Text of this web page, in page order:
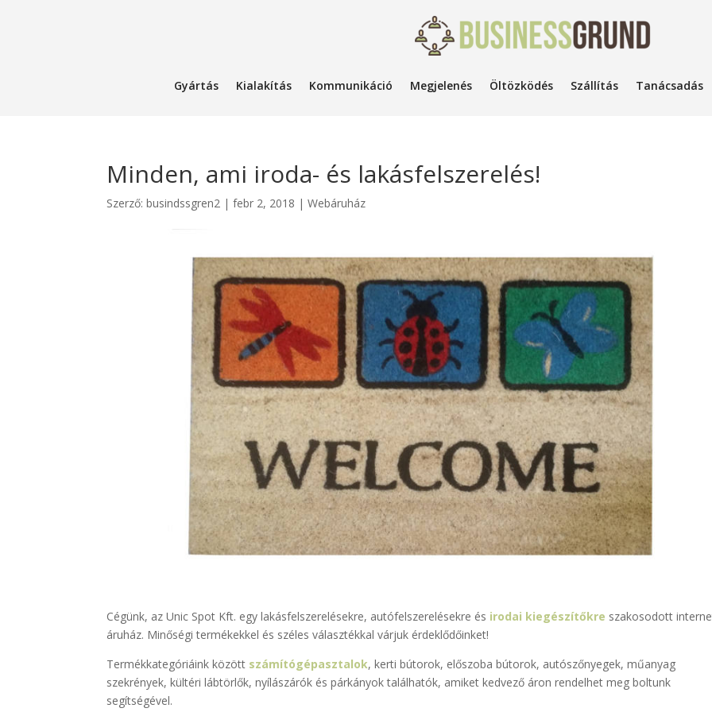
Gyártás Kialakítás Kommunikáció Megjelenés Öltözködés Szállítás Tanácsadás
Minden, ami iroda- és lakásfelszerelés!
Szerző:busindssgren2 |febr 2, 2018 |Webáruház
Cégünk, az Unic Spot Kft. egy lakásfelszerelésekre, autófelszerelésekre és irodai kiegészítőkre szakosodott
áruház. Minőségi termékekkel és széles választékkal várjuk érdeklődőinket!
Termékkategóriáink között számítógépasztalok, kerti bútorok, előszoba bútorok, autószőnyegek, műanyag
szekrények, kültéri lábtörlők, nyílászárók és párkányok találhatók, amiket kedvező áron rendelhet meg boltunk
segítségével.